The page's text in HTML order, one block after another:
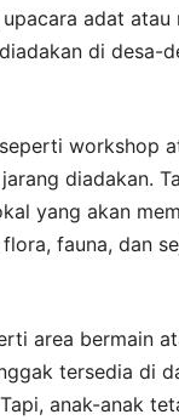
adat atau
di desa-
workshop
diadakan.
yang akan
fauna, dan
area bermain
tersedia di
anak-anak